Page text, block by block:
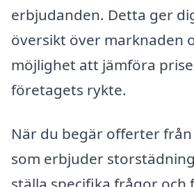
erbjudanden. Detta ger
översikt över marknaden
möjlighet att jämföra
företagets rykte.
När du begär offerter
som erbjuder